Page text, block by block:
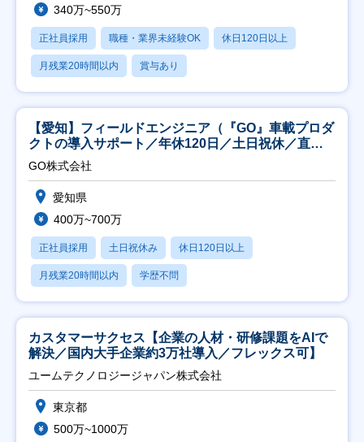
340万~550万
正社員採用 職種・業界未経験OK 休日120日以上
月残業20時間以内 賞与あり
【愛知】フィールドエンジニア（『GO』車載プロダ
クトの導入サポート／年休120日／土日祝休／直行
直帰
GO株式会社
愛知県
400万~700万
正社員採用 土日祝休み 休日120日以上
月残業20時間以内 学歴不問
カスタマーサクセス【企業の人材・研修課題をAIで
解決／国内大手企業約3万社導入／フレックス可】
ユームテクノロジージャパン株式会社
東京都
500万~1000万